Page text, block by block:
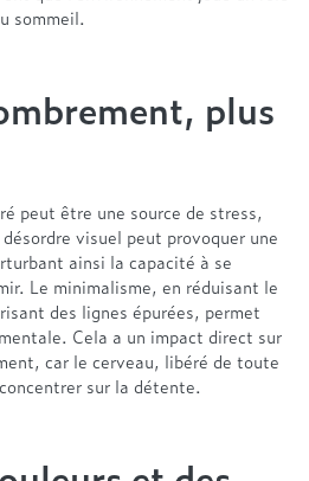
sommeil.
plus
peut être une source de stress,
visuel peut provoquer une
ainsi la capacité à se
Le minimalisme, en réduisant le
des lignes épurées, permet
Cela a un impact direct sur
car le cerveau, libéré de toute
sur la détente.